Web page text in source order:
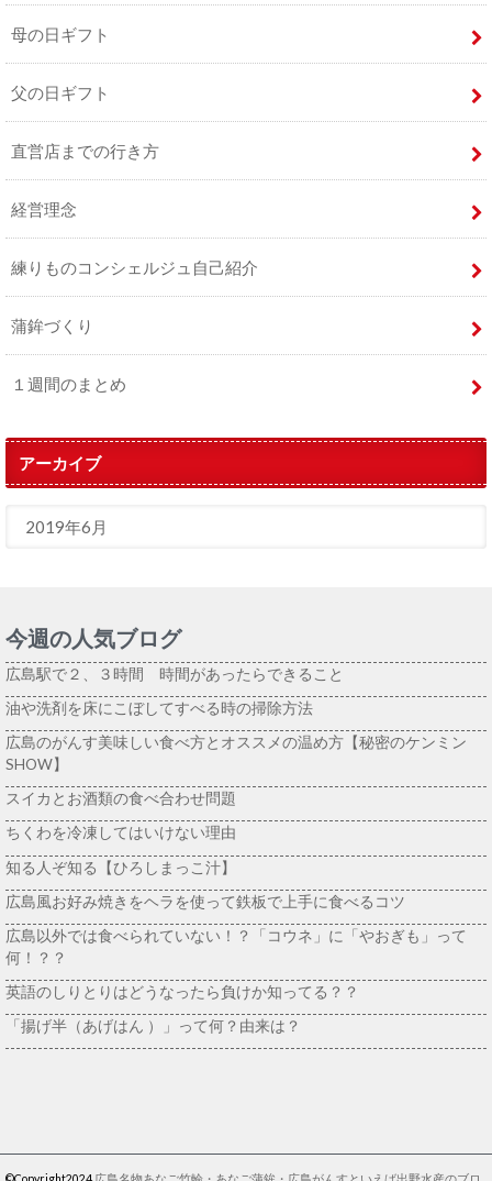
母の日ギフト
父の日ギフト
直営店までの行き方
経営理念
練りものコンシェルジュ自己紹介
蒲鉾づくり
１週間のまとめ
アーカイブ
今週の人気ブログ
広島駅で２、３時間 時間があったらできること
油や洗剤を床にこぼしてすべる時の掃除方法
広島のがんす美味しい食べ方とオススメの温め方【秘密のケンミン
SHOW】
スイカとお酒類の食べ合わせ問題
ちくわを冷凍してはいけない理由
知る人ぞ知る【ひろしまっこ汁】
広島風お好み焼きをヘラを使って鉄板で上手に食べるコツ
広島以外では食べられていない！？「コウネ」に「やおぎも」って
何！？？
英語のしりとりはどうなったら負けか知ってる？？
「揚げ半（あげはん ）」って何？由来は？